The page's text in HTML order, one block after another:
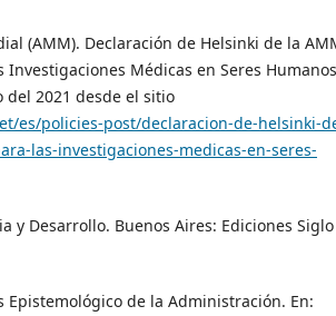
(AMM). Declaración de Helsinki de la
Investigaciones Médicas en Seres
del 2021 desde el sitio
es/policies-post/declaracion-de-helsinki-
las-investigaciones-medicas-en-seres-
y Desarrollo. Buenos Aires: Ediciones Siglo
Epistemológico de la Administración. En: